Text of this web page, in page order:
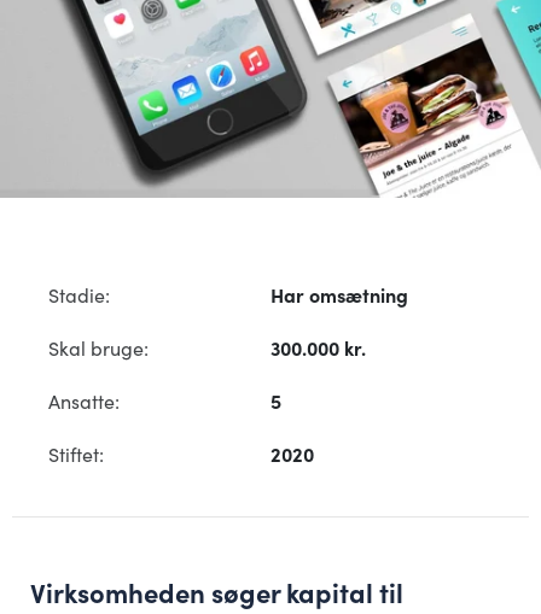
Stadie:
Har omsætning
Skal bruge:
300.000 kr.
Ansatte:
5
Stiftet:
2020
Virksomheden søger kapital til